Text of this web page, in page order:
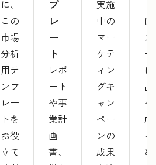
に、
この
市場
分析
用テ
ンプ
レー
トを
お役
立て
プ
レ
ー
ト
レポ
ート
や事
業計
画
書、
実施
中の
マー
ケテ
ィン
グキ
ャン
ペー
ンの
成果